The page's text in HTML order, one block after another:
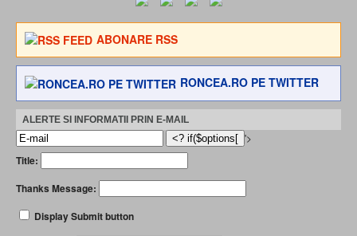
ABONARE RSS
RONCEA.RO PE TWITTER
ALERTE SI INFORMATII PRIN E-MAIL
'>
Title:
Thanks Message:
Display Submit button